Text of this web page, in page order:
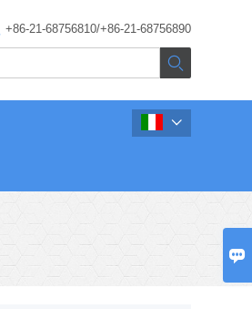

+86-21-68756810/+86-21-68756890

